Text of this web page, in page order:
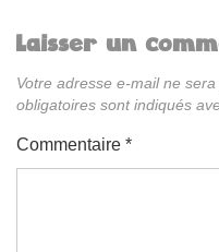
Laisser un
Votre adresse e-mail ne sera
obligatoires sont indiqués
Commentaire *